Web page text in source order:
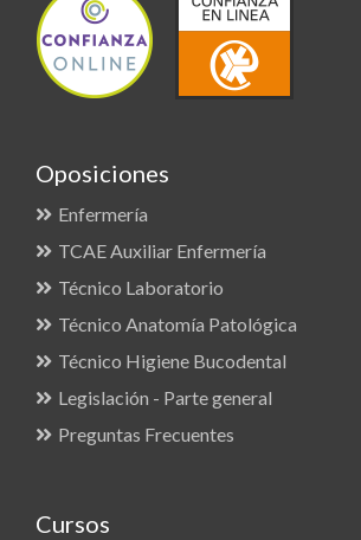
Oposiciones
Enfermería
TCAE Auxiliar Enfermería
Técnico Laboratorio
Técnico Anatomía Patológica
Técnico Higiene Bucodental
Legislación - Parte general
Preguntas Frecuentes
Cursos